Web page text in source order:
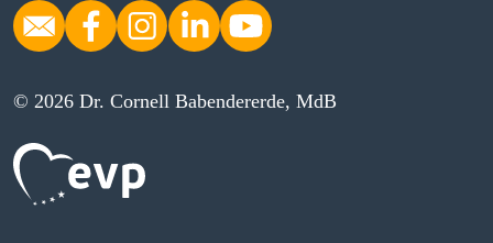
© 2026 Dr. Cornell Babendererde, MdB